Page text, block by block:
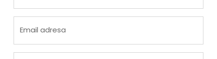
Email adresa